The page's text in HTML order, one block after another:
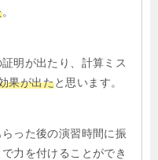
。
明が出たり、計算ミス
果が出たと思います。
った後の演習時間に振
力を付けることができ